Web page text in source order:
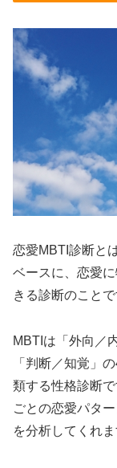
恋愛MBTI診断と
ベースに、恋愛
きる診断のことで
MBTIは「外向／
「判断／知覚」
類する性格診断
ごとの恋愛パタ
を分析してくれま